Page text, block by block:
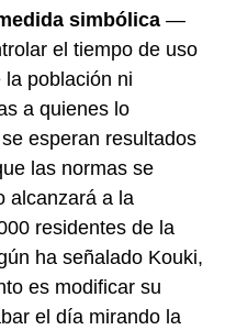
simbólica —
el tiempo de uso
población ni
a quienes lo
esperan resultados
las normas se
alcanzará a la
residentes de la
ha señalado Kouki,
es modificar su
el día mirando la